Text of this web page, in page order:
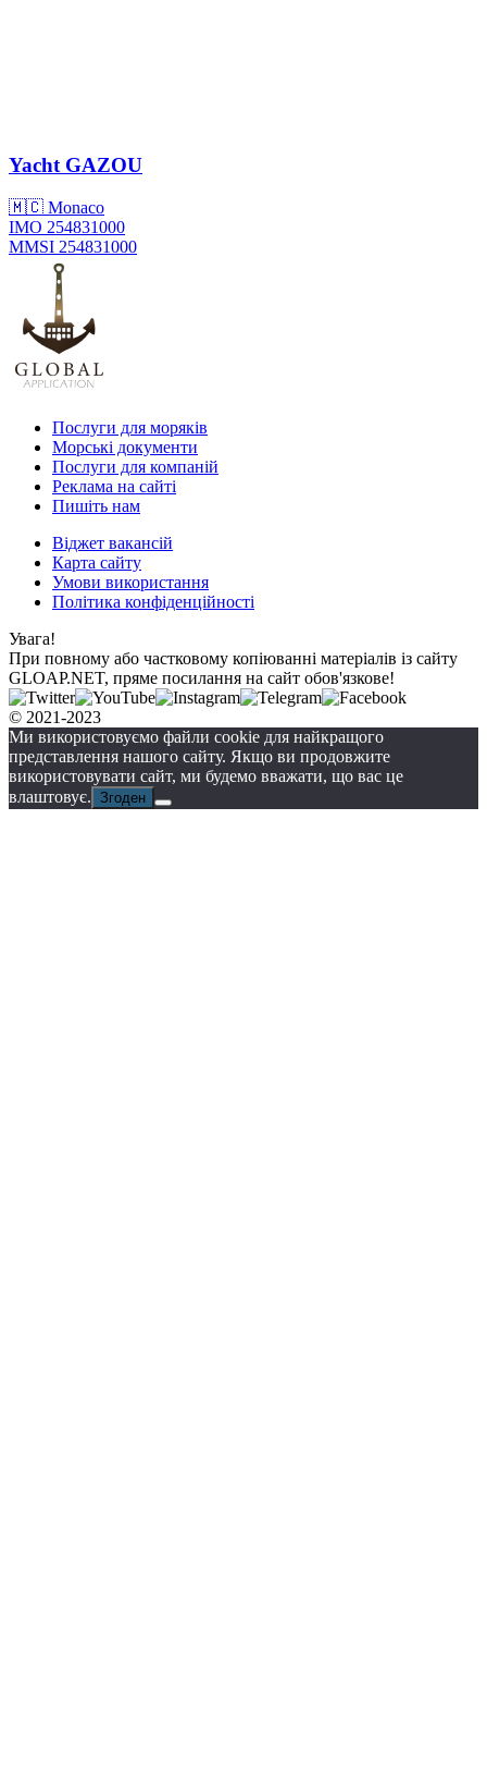
YachtGAZOU
🇲🇨 Monaco
IMO 254831000
MMSI 254831000
Послуги для моряків
Морські документи
Послуги для компаній
Реклама на сайті
Пишіть нам
Віджет вакансій
Карта сайту
Умови використання
Політика конфіденційності
Увага!
При повному або частковому копіюванні матеріалів із сайту
GLOAP.NET, пряме посилання на сайт обов'язкове!
© 2021-2023
Ми використовуємо файли cookie для найкращого
представлення нашого сайту. Якщо ви продовжите
використовувати сайт, ми будемо вважати, що вас це
влаштовує. Згоден